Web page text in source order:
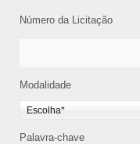
Número da Licitação
Modalidade
Palavra-chave